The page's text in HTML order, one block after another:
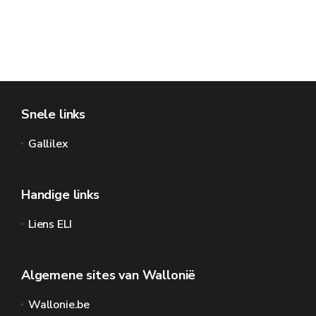
Snele links
Gallilex
Handige links
Liens ELI
Algemene sites van Wallonië
Wallonie.be